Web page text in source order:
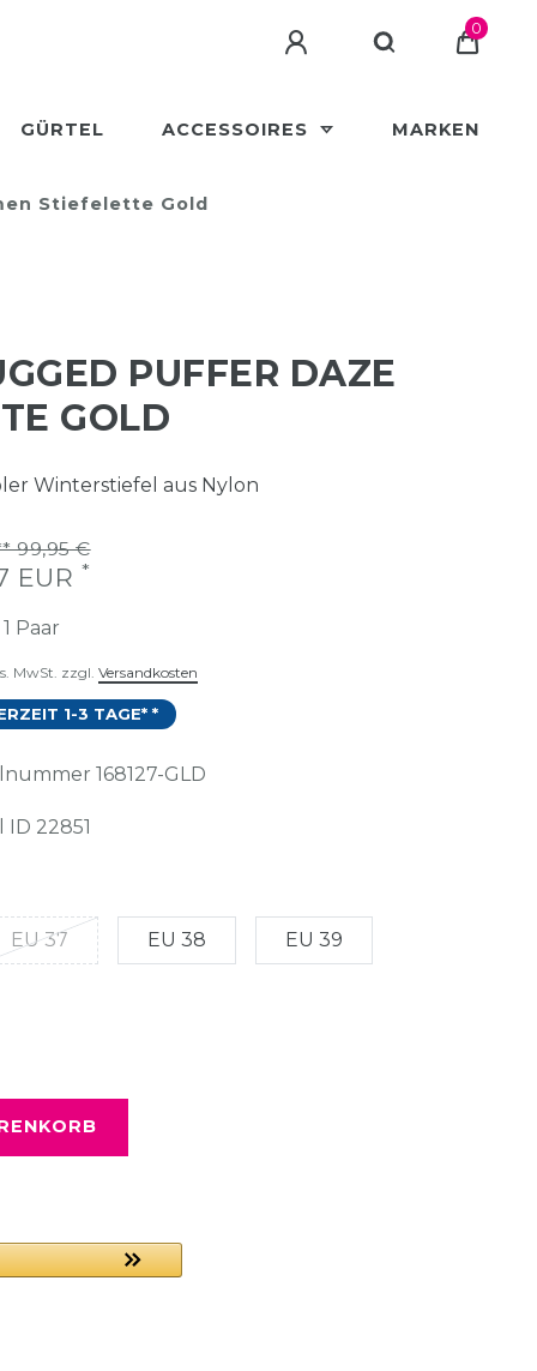
0
GÜRTEL ACCESSOIRES MARKEN
Stiefelette Gold
PUFFER DAZE
GOLD
Winterstiefel aus Nylon
99,95 €
EUR *
1 Paar
MwSt. zzgl. Versandkosten
1-3 TAGE* *
168127-GLD
ID 22851
EU 37 EU 38 EU 39